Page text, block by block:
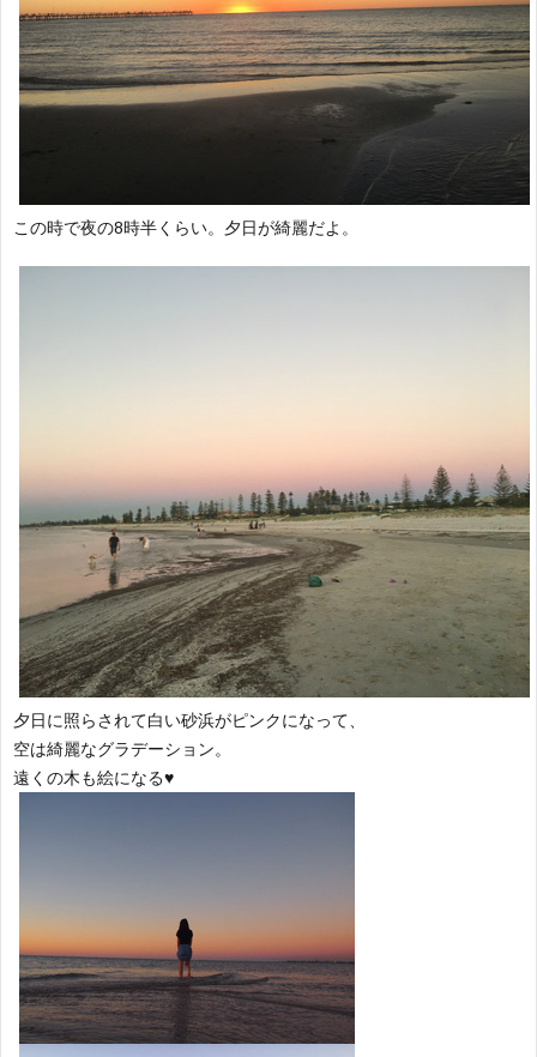
この時で夜の8時半くらい。夕日が綺麗だよ。
夕日に照らされて白い砂浜がピンクになって、
空は綺麗なグラデーション。
遠くの木も絵になる♥